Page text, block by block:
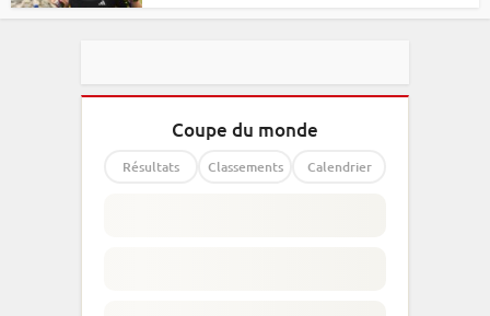
Coupe du monde
Résultats Classements Calendrier